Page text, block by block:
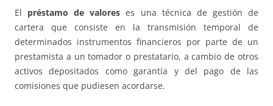
El préstamo de valores es una técnica de gestión de
cartera que consiste en la transmisión temporal de
determinados instrumentos financieros por parte de un
prestamista a un tomador o prestatario, a cambio de otros
activos depositados como garantía y del pago de las
comisiones que pudiesen acordarse.